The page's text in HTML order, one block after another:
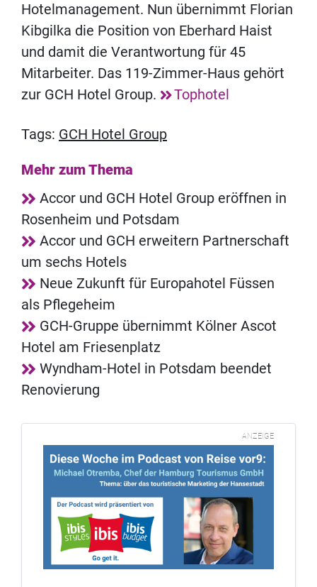
Hotelmanagement. Nun übernimmt Florian
Kibgilka die Position von Eberhard Haist
und damit die Verantwortung für 45
Mitarbeiter. Das 119-Zimmer-Haus gehört
zur GCH Hotel Group.
Tophotel
Tags: GCH Hotel Group
Mehr zum Thema
Accor und GCH Hotel Group eröffnen in
Rosenheim und Potsdam
Accor und GCH erweitern Partnerschaft
um sechs Hotels
Neue Zukunft für Europahotel Füssen
als Pflegeheim
GCH-Gruppe übernimmt Kölner Ascot
Hotel am Friesenplatz
Wyndham-Hotel in Potsdam beendet
Renovierung
ANZEIGE